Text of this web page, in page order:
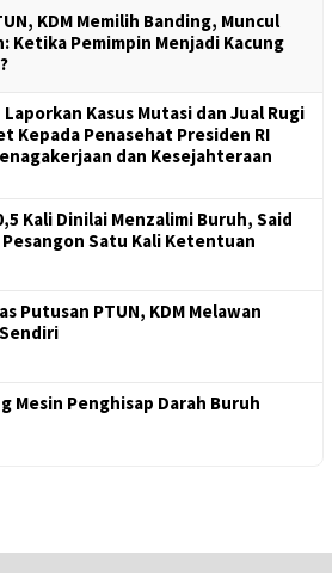
KDM Memilih Banding, Muncul
Ketika Pemimpin Menjadi Kacung
Laporkan Kasus Mutasi dan Jual Rugi
Kepada Penasehat Presiden RI
dan Kesejahteraan
Kali Dinilai Menzalimi Buruh, Said
Satu Kali Ketentuan
Putusan PTUN, KDM Melawan
Mesin Penghisap Darah Buruh